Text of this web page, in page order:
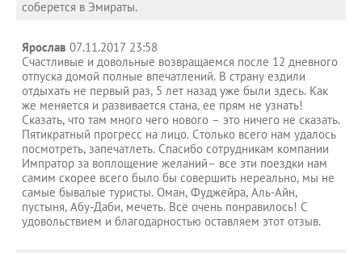
соберется в Эмираты.
Ярослав 07.11.2017 23:58
Счастливые и довольные возвращаемся после 12 дневного
отпуска домой полные впечатлений. В страну ездили
отдыхать не первый раз, 5 лет назад уже были здесь. Как
же меняется и развивается стана, ее прям не узнать!
Сказать, что там много чего нового – это ничего не сказать.
Пятикратный прогресс на лицо. Столько всего нам удалось
посмотреть, запечатлеть. Спасибо сотрудникам компании
Импратор за воплощение желаний– все эти поездки нам
самим скорее всего было бы совершить нереально, мы не
самые бывалые туристы. Оман, Фуджейра, Аль-Айн,
пустыня, Абу-Даби, мечеть. Всё очень понравилось! С
удовольствием и благодарностью оставляем этот отзыв.